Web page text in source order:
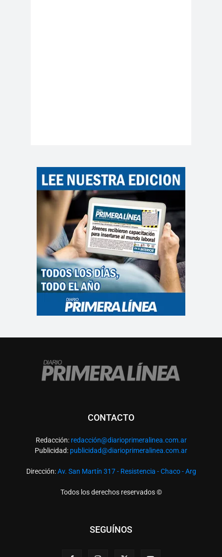
CONTACTO
Redacción: redacción@diarioprimeralinea.com.ar
Publicidad: publicidad@diarioprimeralinea.com.ar
Dirección:Av. San Martín 317 - Resistencia - Chaco - Arg
Todos los derechos reservados ©
SEGUÍNOS